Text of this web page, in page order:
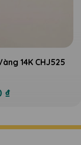
14K CHJ525
₫